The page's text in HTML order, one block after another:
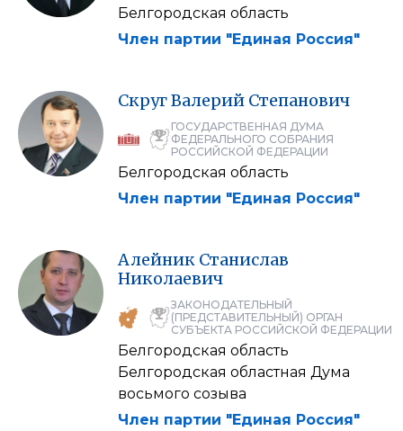
Белгородская область
Член партии "Единая Россия"
СкругВалерий Степанович
ГОСУДАРСТВЕННАЯ ДУМА
ФЕДЕРАЛЬНОГО СОБРАНИЯ
РОССИЙСКОЙ ФЕДЕРАЦИИ
Белгородская область
Член партии "Единая Россия"
Алейник Станислав
Николаевич
ЗАКОНОДАТЕЛЬНЫЙ
(ПРЕДСТАВИТЕЛЬНЫЙ) ОРГАН
СУБЪЕКТА РОССИЙСКОЙ ФЕДЕРАЦИИ
Белгородская область
Белгородская областная Дума
восьмого созыва
Член партии "Единая Россия"